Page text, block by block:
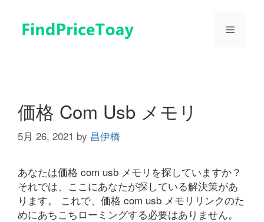
メ
価格 Com Usb メモリ
5月 26, 2021 by 昌伊橋
あなたは価格 com usb メモリを探していますか？
それでは、ここにあなたが探している解決策があ
ります。 これで、価格 com usb メモリリンクのた
めにあちこちローミングする必要はありません。